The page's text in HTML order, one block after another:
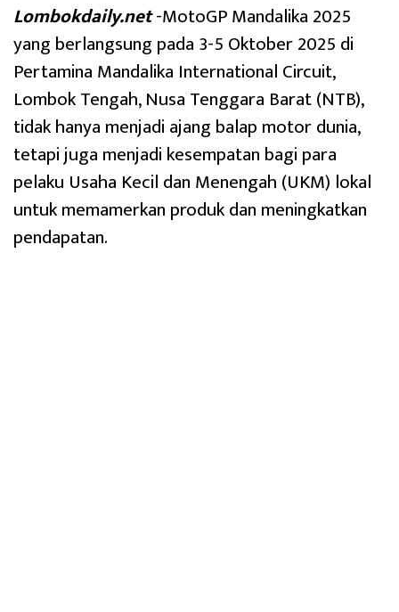
Lombokdaily.net-MotoGP Mandalika 2025
yang berlangsung pada 3-5 Oktober 2025 di
Pertamina Mandalika International Circuit,
Lombok Tengah, Nusa Tenggara Barat (NTB),
tidak hanya menjadi ajang balap motor dunia,
tetapi juga menjadi kesempatan bagi para
pelaku Usaha Kecil dan Menengah (UKM) lokal
untuk memamerkan produk dan meningkatkan
pendapatan.